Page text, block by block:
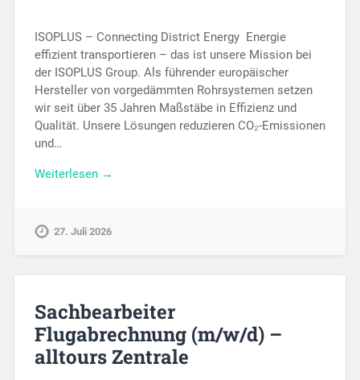
ISOPLUS – Connecting District Energy Energie
effizient transportieren – das ist unsere Mission bei
der ISOPLUS Group. Als führender europäischer
Hersteller von vorgedämmten Rohrsystemen setzen
wir seit über 35 Jahren Maßstäbe in Effizienz und
Qualität. Unsere Lösungen reduzieren CO₂-Emissionen
und…
Weiterlesen →
27. Juli 2026
Sachbearbeiter
Flugabrechnung (m/w/d) –
alltours Zentrale